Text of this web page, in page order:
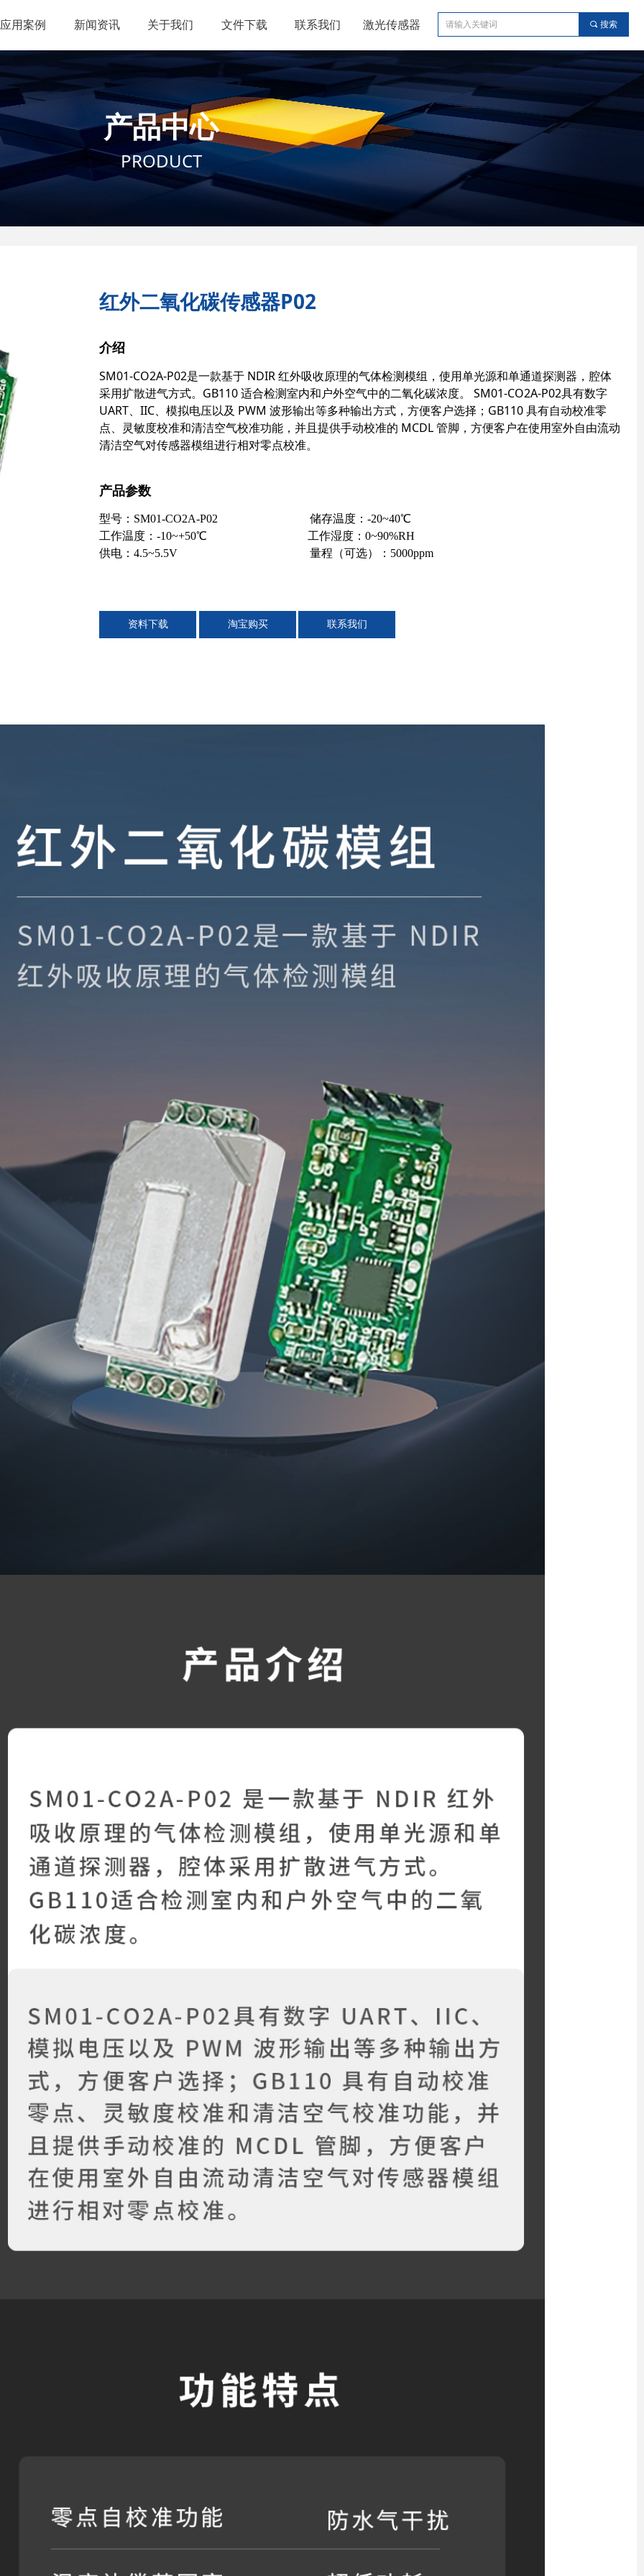
应用案例 新闻资讯 关于我们 文件下载 联系我们 激光传感器 끠 搜索
产品中心
PRODUCT
红外二氧化碳传感器P02
介绍
SM01-CO2A-P02是一款基于 NDIR 红外吸收原理的气体检测模组，使用单光源和单通道探测器，腔体
采用扩散进气方式。GB110 适合检测室内和户外空气中的二氧化碳浓度。 SM01-CO2A-P02具有数字
UART、IIC、模拟电压以及 PWM 波形输出等多种输出方式，方便客户选择；GB110 具有自动校准零
点、灵敏度校准和清洁空气校准功能，并且提供手动校准的 MCDL 管脚，方便客户在使用室外自由流动
清洁空气对传感器模组进行相对零点校准。
产品参数
型号：SM01-CO2A-P02 储存温度：-20~40℃
工作温度：-10~+50℃ 工作湿度：0~90%RH
供电：4.5~5.5V 量程（可选）：5000ppm
资料下载 淘宝购买 联系我们